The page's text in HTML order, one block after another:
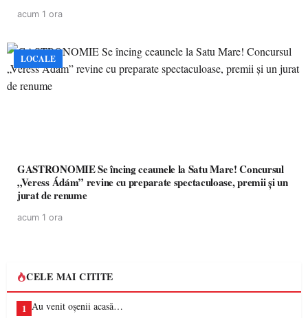
acum 1 ora
LOCALE
GASTRONOMIE Se încing ceaunele la Satu Mare! Concursul
„Veress Ádám” revine cu preparate spectaculoase, premii și un
jurat de renume
acum 1 ora
CELE MAI CITITE
1 Au venit oșenii acasă…